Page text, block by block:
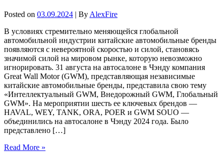
Posted on 03.09.2024 | By AlexFire
В условиях стремительно меняющейся глобальной
автомобильной индустрии китайские автомобильные бренды
появляются с невероятной скоростью и силой, становясь
значимой силой на мировом рынке, которую невозможно
игнорировать. 31 августа на автосалоне в Чэнду компания
Great Wall Motor (GWM), представляющая независимые
китайские автомобильные бренды, представила свою тему
«Интеллектуальный GWM, Внедорожный GWM, Глобальный
GWM». На мероприятии шесть ее ключевых брендов —
HAVAL, WEY, TANK, ORA, POER и GWM SOUO —
объединились на автосалоне в Чэнду 2024 года. Было
представлено […]
Read More »